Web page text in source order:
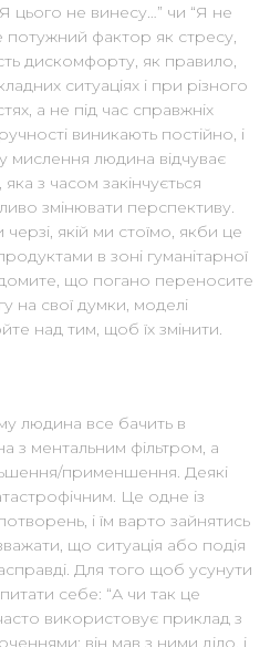
цього не винесу…” чи “Я не
фактор як стресу,
дискомфорту, як правило,
ситуаціях і при різного
а не під час справжніх
виникають постійно, і
мислення людина відчуває
з часом закінчується
змінювати перспективу.
якій ми стоїмо, якби це
в зоні гуманітарної
що погано переносите
на свої думки, моделі
над тим, щоб їх змінити.
людина все бачить в
з ментальним фільтром, а
применшення. Деякі
Це одне із
і їм варто зайнятись
що ситуація або подія
Для того щоб усунути
себе: “А чи так це
використовує приклад з
він мав з ними діло, і